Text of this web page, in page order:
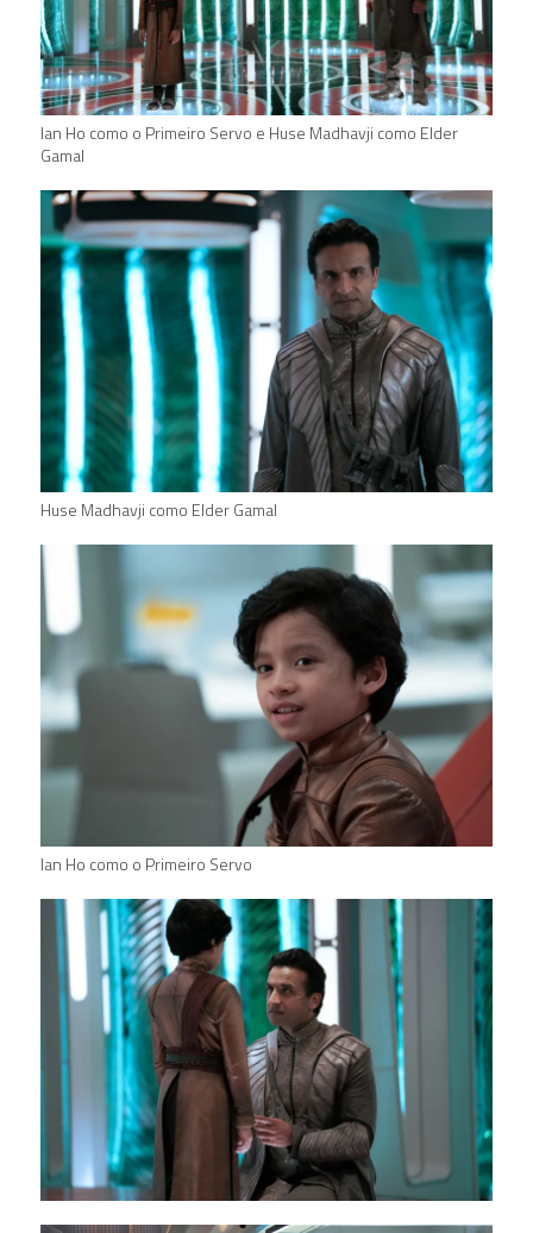
Ian Ho como o Primeiro Servo e Huse Madhavji como Elder
Gamal
Huse Madhavji como Elder Gamal
Ian Ho como o Primeiro Servo